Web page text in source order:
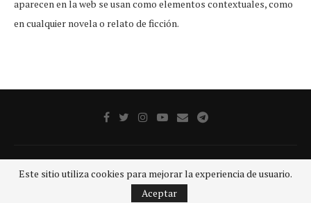
aparecen en la web se usan como elementos contextuales, como
en cualquier novela o relato de ficción.
@2020 - Todos los derechos reservados.
Este sitio utiliza cookies para mejorar la experiencia de usuario.
Aceptar